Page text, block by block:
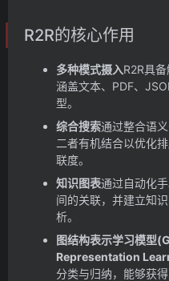
R2R的核心作用
多种模式摄入R2R具
涵盖文本、PDF、
型。
综合搜索通过整合语
二者有机结合以优化
联度。
知识图表通过自动化
间的关联，并建立知
析。
图结构表示学习模型
Representation
分类与归纳，能够获得